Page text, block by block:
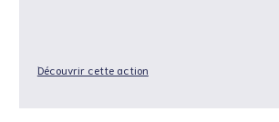
Découvrir cette action